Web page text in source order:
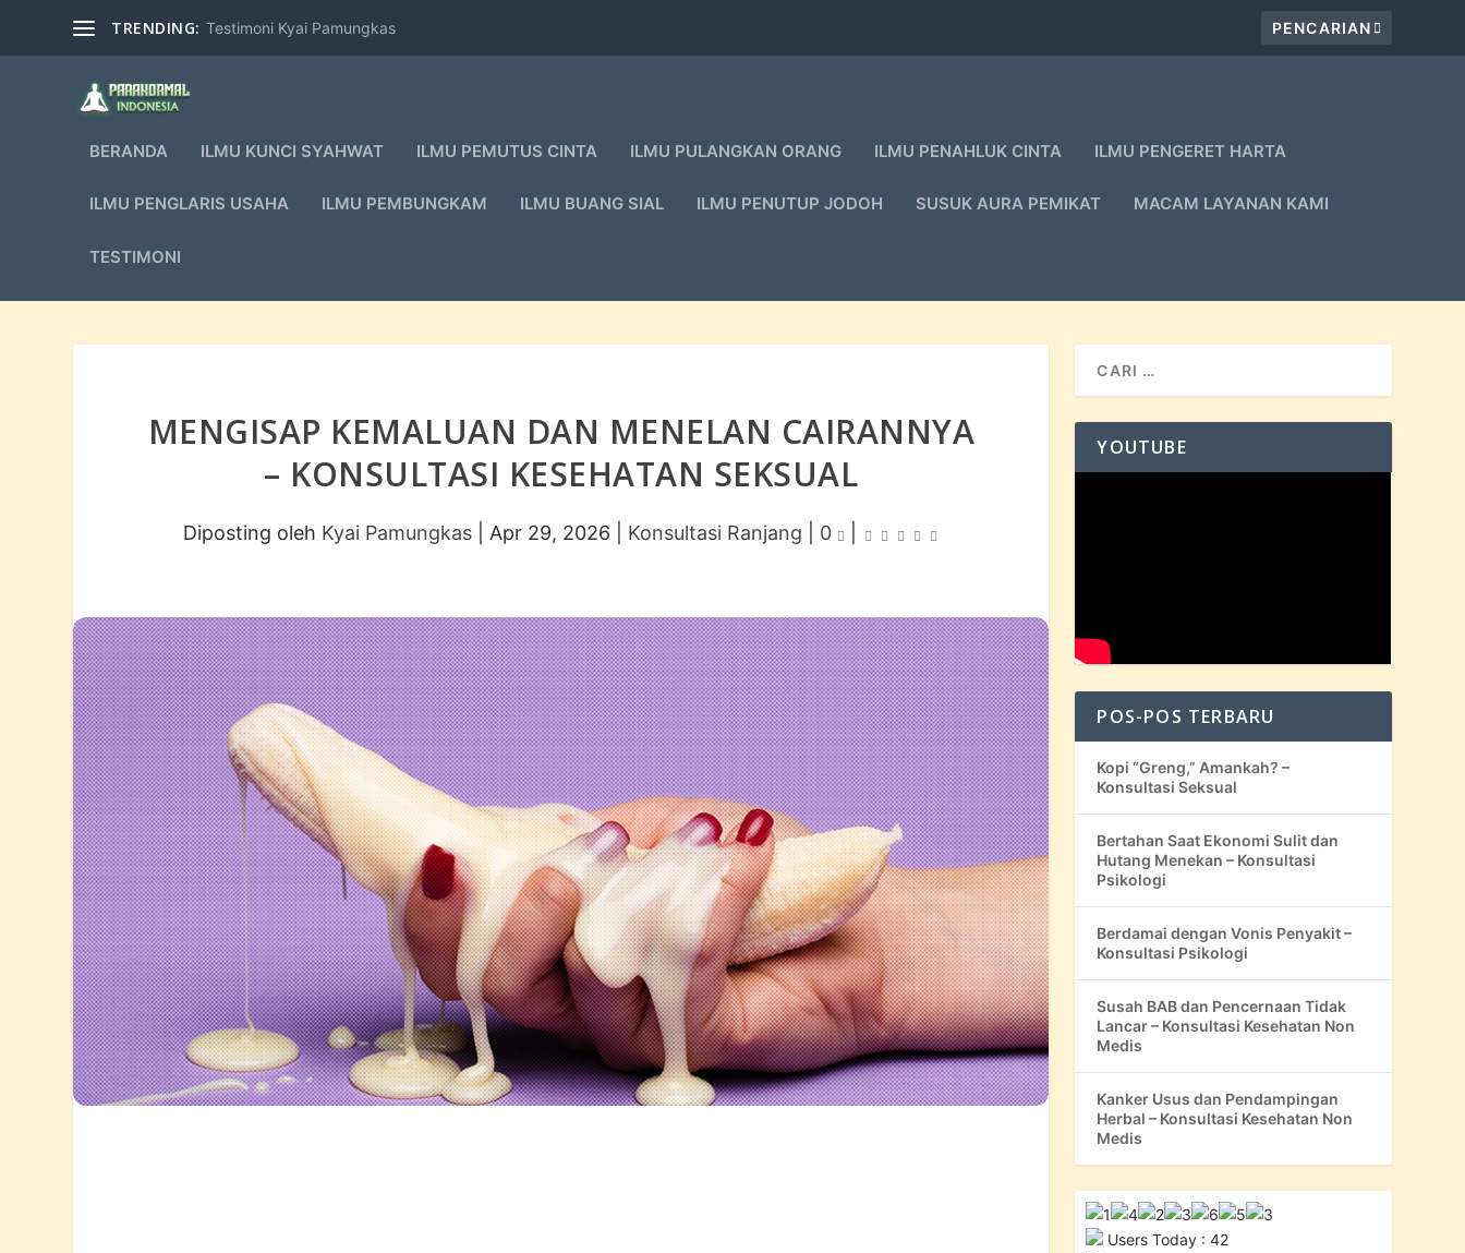
TRENDING: Testimoni Kyai Pamungkas
BERANDA ILMU KUNCI SYAHWAT ILMU PEMUTUS CINTA ILMU PULANGKAN ORANG ILMU PENAHLUK CINTA ILMU PENGERET HARTA
ILMU PENGLARIS USAHA ILMU PEMBUNGKAM ILMU BUANG SIAL ILMU PENUTUP JODOH SUSUK AURA PEMIKAT MACAM LAYANAN KAMI
TESTIMONI
MENGISAP KEMALUAN DAN MENELAN CAIRANNYA
– KONSULTASI KESEHATAN SEKSUAL
Diposting oleh Kyai Pamungkas |Apr 29, 2026 Konsultasi Ranjang 0
YOUTUBE
POS-POS TERBARU
Kopi “Greng,” Amankah? –
Konsultasi Seksual
Bertahan Saat Ekonomi Sulit dan
Hutang Menekan – Konsultasi
Psikologi
Berdamai dengan Vonis Penyakit –
Konsultasi Psikologi
Susah BAB dan Pencernaan Tidak
Lancar – Konsultasi Kesehatan Non
Medis
Kanker Usus dan Pendampingan
Herbal – Konsultasi Kesehatan Non
Medis
Users Today : 42